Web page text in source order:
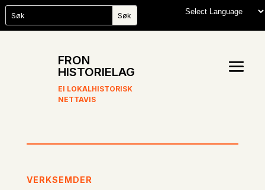
FRON
HISTORIELAG
EI LOKALHISTORISK
NETTAVIS
VERKSEMDER